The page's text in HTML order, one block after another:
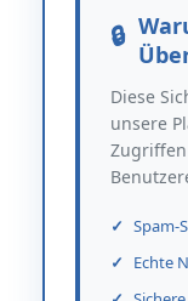
Diese
unsere
Spam-
Echte